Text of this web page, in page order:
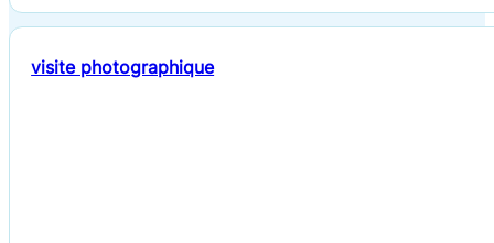
visite photographique